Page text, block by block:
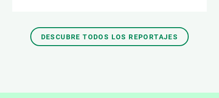
DESCUBRE TODOS LOS REPORTAJES